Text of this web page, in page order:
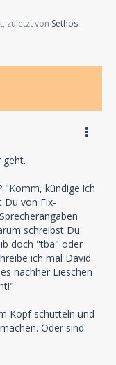
zuletzt von Sethos
geht.
"Komm, kündige ich
Du von Fix-
schreibst Du
doch "tba" oder
ich mal David
nachher Lieschen
Kopf schütteln und
Oder sind